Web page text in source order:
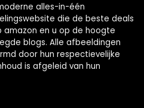
alles-in-één
die de beste deals
amazon en u op de hoogte
blogs. Alle afbeeldingen
door hun respectievelijke
is afgeleid van hun